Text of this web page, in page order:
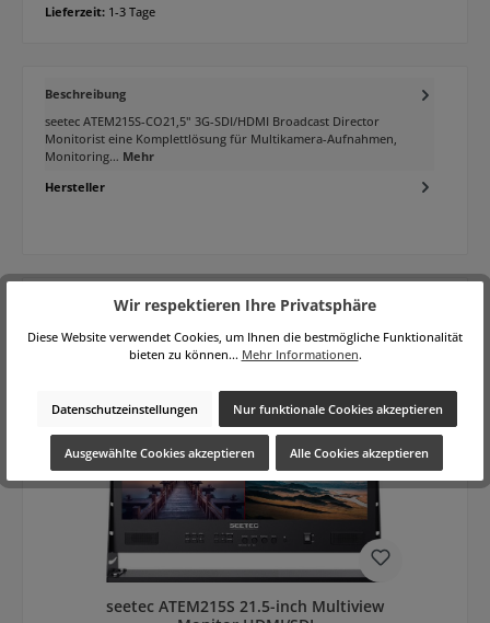
Lieferzeit: 1-3 Tage
Beschreibung
seetec ATEM215S-CO21,5" 3G-SDI/HDMI Broadcast Director
Monitorist eine Komplettlösung für Multikamera-Aufnahmen,
Monitoring… Mehr
Hersteller
Produktgalerie überspringen
Zubehör
seetec ATEM215S 21.5-inch Multiview
Wir respektieren Ihre Privatsphäre
Diese Website verwendet Cookies, um Ihnen die bestmögliche Funktionalität
bieten zu können... Mehr Informationen.
Datenschutzeinstellungen Nur funktionale Cookies akzeptieren
Ausgewählte Cookies akzeptieren Alle Cookies akzeptieren